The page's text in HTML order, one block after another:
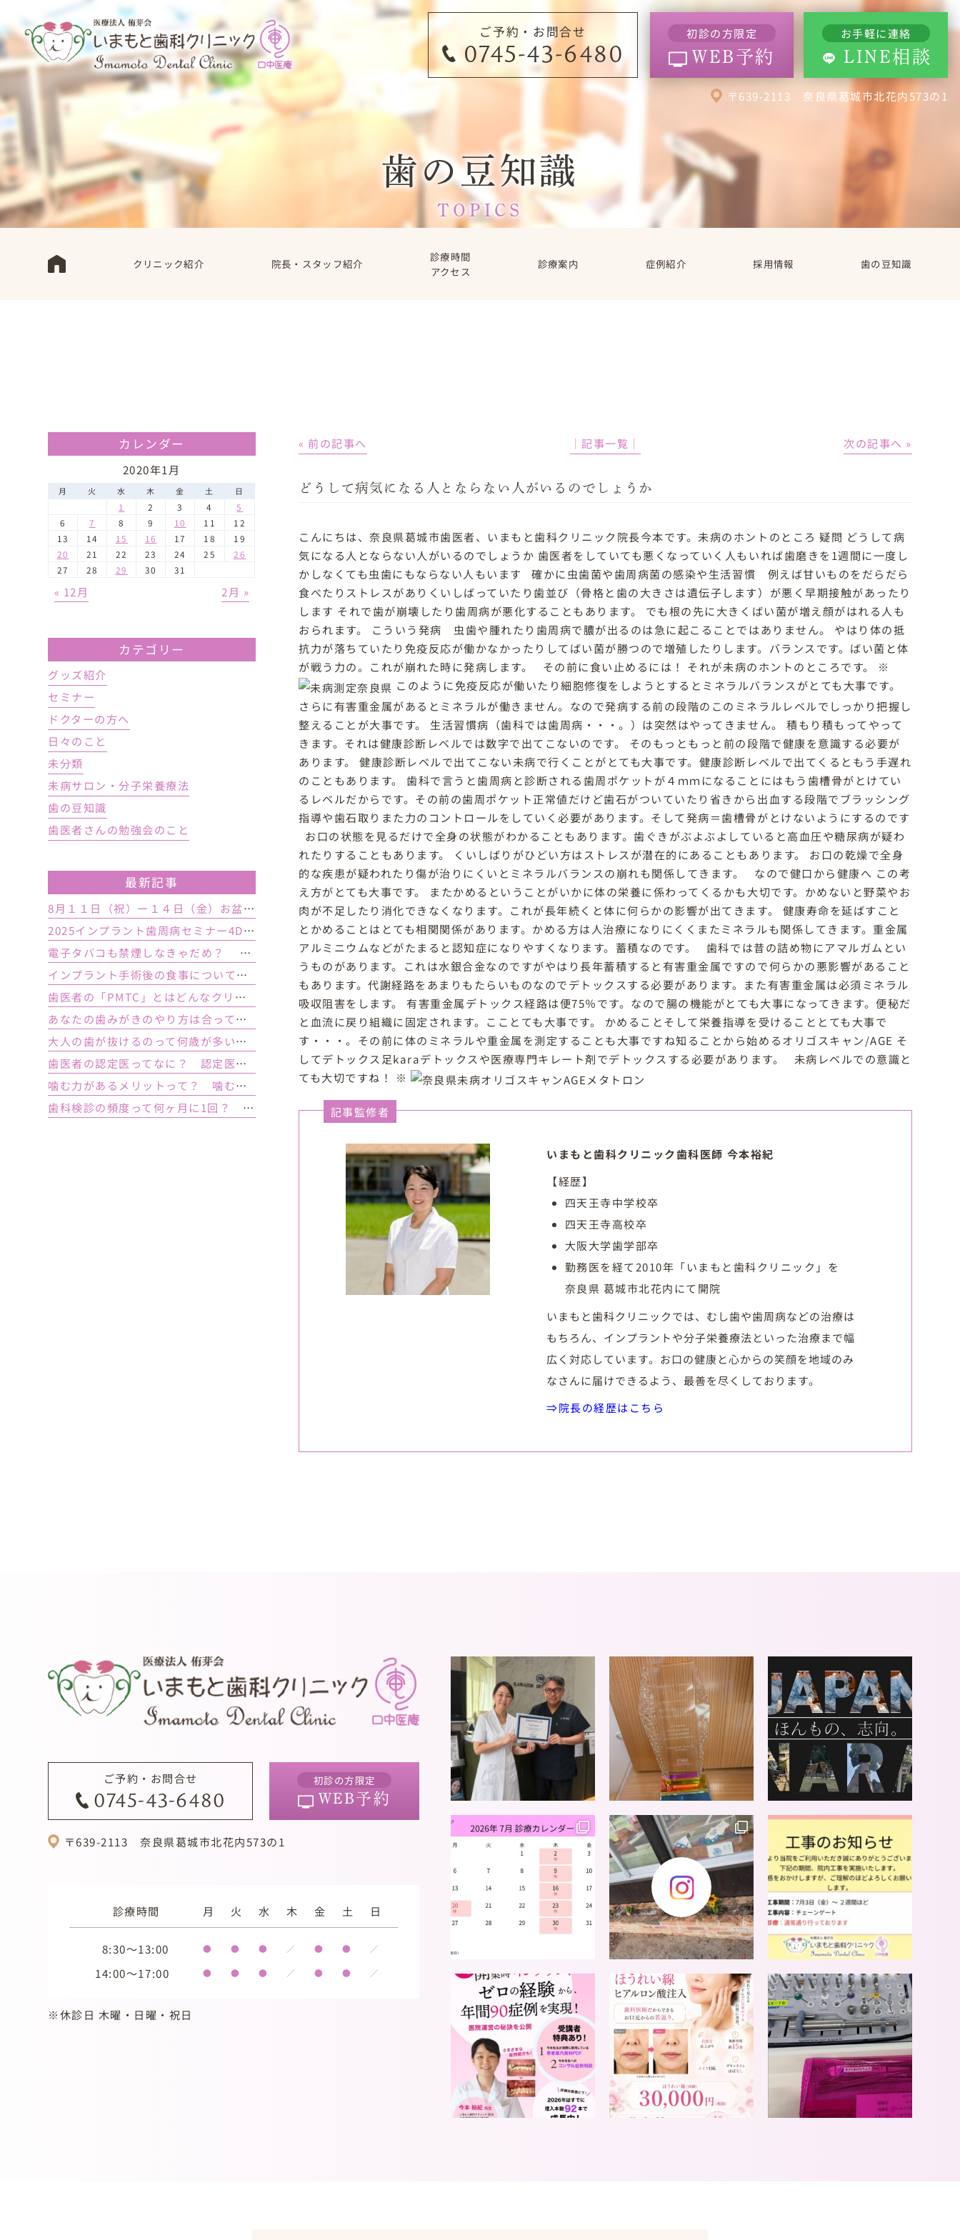
ご予約・お問合せ
0745-43-6480
初診の方限定
WEB予約
お手軽に連絡
LINE相談
〒639-2113 奈良県葛城市北花内573の1
歯の豆知識
TOPICS
クリニック紹介 院長・スタッフ紹介
診療時間
アクセス
診療案内 症例紹介 採用情報 歯の豆知識
« 前の記事へ │記事一覧│ 次の記事へ »
どうして病気になる人とならない人がいるのでしょうか
こんにちは、奈良県葛城市歯医者、いまもと歯科クリニック院長今本です。未病のホントのところ 疑問 どうして病
気になる人とならない人がいるのでしょうか 歯医者をしていても悪くなっていく人もいれば歯磨きを1週間に一度し
かしなくても虫歯にもならない人もいます 確かに虫歯菌や歯周病菌の感染や生活習慣 例えば甘いものをだらだら
食べたりストレスがありくいしばっていたり歯並び（骨格と歯の大きさは遺伝子します）が悪く早期接触があったり
します それで歯が崩壊したり歯周病が悪化することもあります。 でも根の先に大きくばい菌が増え顔がはれる人も
おられます。 こういう発病 虫歯や腫れたり歯周病で膿が出るのは急に起こることではありません。 やはり体の抵
抗力が落ちていたり免疫反応が働かなかったりしてばい菌が勝つので増殖したりします。バランスです。ばい菌と体
が戦う力の。これが崩れた時に発病します。 その前に食い止めるには！ それが未病のホントのところです。 ※
このように免疫反応が働いたり細胞修復をしようとするとミネラルバランスがとても大事です。
さらに有害重金属があるとミネラルが働きません。なので発病する前の段階のこのミネラルレベルでしっかり把握し
整えることが大事です。 生活習慣病（歯科では歯周病・・・。）は突然はやってきません。 積もり積もってやって
きます。それは健康診断レベルでは数字で出てこないのです。 そのもっともっと前の段階で健康を意識する必要が
あります。 健康診断レベルで出てこない未病で行くことがとても大事です。健康診断レベルで出てくるともう手遅れ
のこともあります。 歯科で言うと歯周病と診断される歯周ポケットが４ｍｍになることにはもう歯槽骨がとけてい
るレベルだからです。その前の歯周ポケット正常値だけど歯石がついていたり省きから出血する段階でブラッシング
指導や歯石取りまた力のコントロールをしていく必要があります。そして発病＝歯槽骨がとけないようにするのです
お口の状態を見るだけで全身の状態がわかることもあります。歯ぐきがぶよぶよしていると高血圧や糖尿病が疑わ
れたりすることもあります。 くいしばりがひどい方はストレスが潜在的にあることもあります。 お口の乾燥で全身
的な疾患が疑われたり傷が治りにくいとミネラルバランスの崩れも関係してきます。 なので健口から健康へ この考
え方がとても大事です。 またかめるということがいかに体の栄養に係わってくるかも大切です。かめないと野菜やお
肉が不足したり消化できなくなります。これが長年続くと体に何らかの影響が出てきます。 健康寿命を延ばすこと
とかめることはとても相関関係があります。かめる方は人治療になりにくくまたミネラルも関係してきます。重金属
アルミニウムなどがたまると認知症になりやすくなります。蓄積なのです。 歯科では昔の詰め物にアマルガムとい
うものがあります。これは水銀合金なのですがやはり長年蓄積すると有害重金属ですので何らかの悪影響があること
もあります。代謝経路をあまりもたらいものなのでデトックスする必要があります。また有害重金属は必須ミネラル
吸収阻害をします。 有害重金属デトックス経路は便75％です。なので腸の機能がとても大事になってきます。便秘だ
と血流に戻り組織に固定されます。こことても大事です。 かめることそして栄養指導を受けることとても大事で
す・・・。その前に体のミネラルや重金属を測定することも大事ですね知ることから始めるオリゴスキャン/AGE そ
してデトックス足karaデトックスや医療専門キレート剤でデトックスする必要があります。 未病レベルでの意識と
ても大切ですね！ ※
記事監修者
いまもと歯科クリニック歯科医師 今本裕紀
【経歴】
四天王寺中学校卒
四天王寺高校卒
大阪大学歯学部卒
勤務医を経て2010年「いまもと歯科クリニック」を
奈良県 葛城市北花内にて開院
いまもと歯科クリニックでは、むし歯や歯周病などの治療は
もちろん、インプラントや分子栄養療法といった治療まで幅
広く対応しています。お口の健康と心からの笑顔を地域のみ
なさんに届けできるよう、最善を尽くしております。
⇒院長の経歴はこちら
カレンダー
2020年1月
月 火 水 木 金 土 日
1 2 3 4
5
6
7 8 9 10 11
12
13
14 15 16 17 18
19
20
21 22 23 24 25
26
27
28 29 30 31
« 12月 2月 »
カテゴリー
グッズ紹介
セミナー
ドクターの方へ
日々のこと
未分類
未病サロン・分子栄養療法
歯の豆知識
歯医者さんの勉強会のこと
最新記事
8月１１日（祝）ー１４日（金）お盆休み １５日土曜日から診療しております
2025インプラント歯周病セミナー4DAY行いました
電子タバコも禁煙しなきゃだめ？ インプラント手術前後の喫煙が及ぼす影響とは？
インプラント手術後の食事について｜ 当日の注意点・いつから普通の食事ができる？
歯医者の「PMTC」とはどんなクリーニング？スケーリングとは何が違うの？
あなたの歯みがきのやり方は合っている？ 正しい歯みがき方法と間違った方法
大人の歯が抜けるのって何歳が多い？ 平均年齢と原因について
歯医者の認定医ってなに？ 認定医やインストラクターの資格を持つ歯医者のメリット
噛む力があるメリットって？ 噛む力が弱いとどうなるの？
歯科検診の頻度って何ヶ月に1回？ 定期検診って何するの？
ご予約・お問合せ
0745-43-6480
初診の方限定
WEB予約
〒639-2113奈良県葛城市北花内573の1
診療時間 月 火 水 木 金 土 日
8:30～13:00 ● ● ● ／ ● ● ／
14:00～17:00 ● ● ● ／ ● ● ／
※休診日 木曜・日曜・祝日